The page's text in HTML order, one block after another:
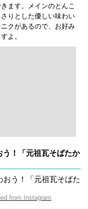
ます。メインのとんこ
りとした優しい味わい
クがあるので、お好み
よ。
！「元祖瓦そばたか
from Instagram